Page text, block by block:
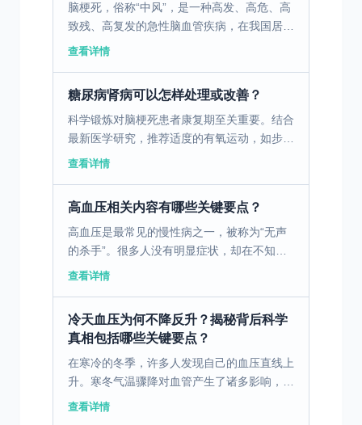
脑梗死，俗称“中风”，是一种高发、高危、高
致残、高复发的急性脑血管疾病，在我国居民
死因顺位中长期位居前列。它发病突然、进展
查看详情
糖尿病肾病可以怎样处理或改善？
科学锻炼对脑梗死患者康复期至关重要。结合
最新医学研究，推荐适度的有氧运动，如步行
和游泳，这些运动可促进血液循环，增强心肺
查看详情
高血压相关内容有哪些关键要点？
高血压是最常见的慢性病之一，被称为“无声
的杀手”。很多人没有明显症状，却在不知不
觉中损伤心、脑、肾、血管，一旦引发中风、
查看详情
冷天血压为何不降反升？揭秘背后科学
真相包括哪些关键要点？
在寒冷的冬季，许多人发现自己的血压直线上
升。寒冬气温骤降对血管产生了诸多影响，这
些变化背后有哪些科学原理？ 一、冬季低温
查看详情